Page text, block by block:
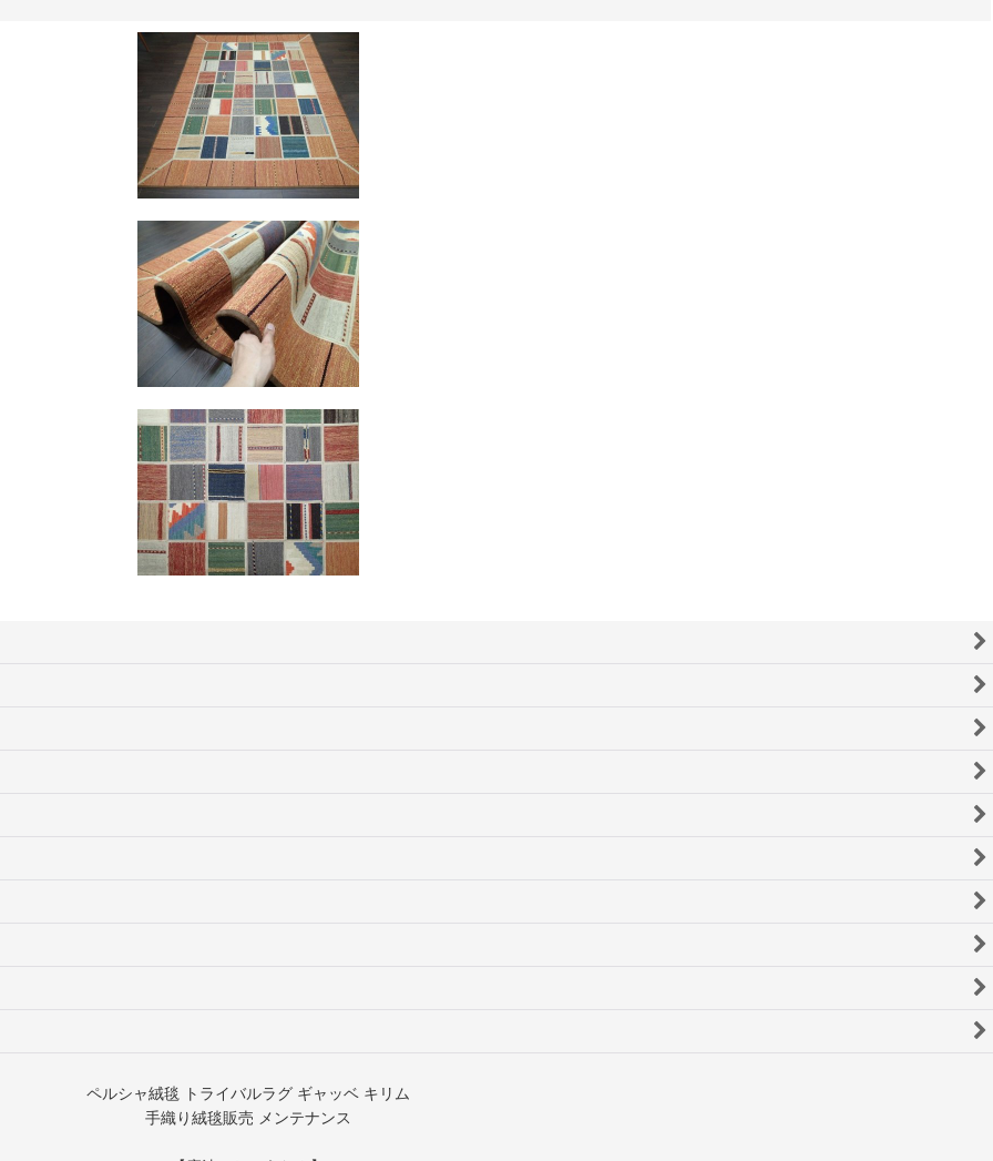
ペルシャ絨毯 トライバルラグ ギャッベ キリム
手織り絨毯販売 メンテナンス